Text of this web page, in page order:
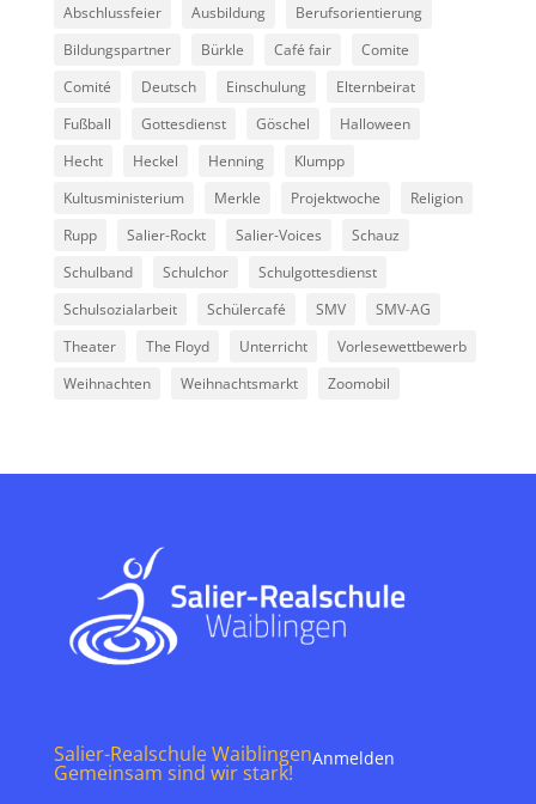
Abschlussfeier
Ausbildung
Berufsorientierung
Bildungspartner
Bürkle Café fair
Comite
Comité
Deutsch Einschulung
Elternbeirat
Fußball
Gottesdienst Göschel
Halloween
Hecht
Heckel Henning
Klumpp
Kultusministerium
Merkle Projektwoche
Religion
Rupp
Salier-Rockt Salier-Voices
Schauz
Schulband
Schulchor
Schulgottesdienst
Schulsozialarbeit
Schülercafé SMV
SMV-AG
Theater
The Floyd Unterricht
Vorlesewettbewerb
Weihnachten
Weihnachtsmarkt Zoomobil
Salier-Realschule Waiblingen
Gemeinsam sind wir stark!
Anmelden